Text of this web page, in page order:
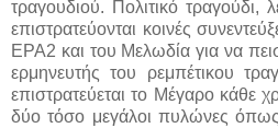
τραγουδιού. Πολιτικό τραγούδι,
επιστρατεύονται κοινές
ΕΡΑ2 και του Μελωδία για να
ερμηνευτής του ρεμπέτικου
επιστρατεύεται το Μέγαρο κάθε
δύο τόσο μεγάλοι πυλώνες όπως